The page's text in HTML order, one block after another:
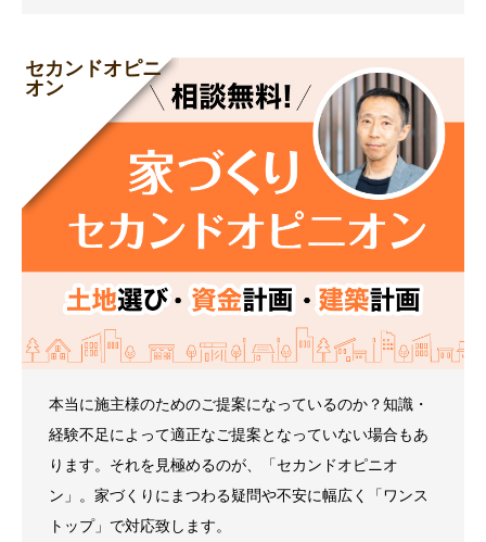
セカンドオピニ
オン
本当に施主様のためのご提案になっているのか？知識・
経験不足によって適正なご提案となっていない場合もあ
ります。それを見極めるのが、「セカンドオピニオ
ン」。家づくりにまつわる疑問や不安に幅広く「ワンス
トップ」で対応致します。